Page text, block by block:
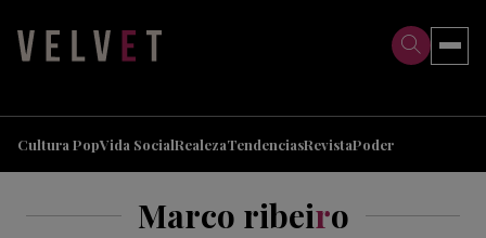
Cultura PopVida SocialRealezaTendenciasRevistaPoder
Marco ribeiro